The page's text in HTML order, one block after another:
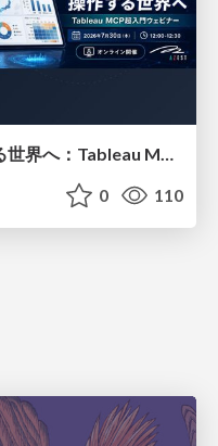
AIが自社のTableauを操作する世界へ：Tableau MCP超入門
0 110